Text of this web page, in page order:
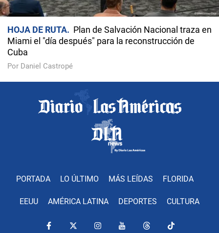
HOJA DE RUTA
Plan de Salvación Nacional traza en
Miami el "día después" para la reconstrucción de
Cuba
Por Daniel Castropé
PORTADA LO ÚLTIMO MÁS LEÍDAS FLORIDA
EEUU AMÉRICA LATINA DEPORTES CULTURA